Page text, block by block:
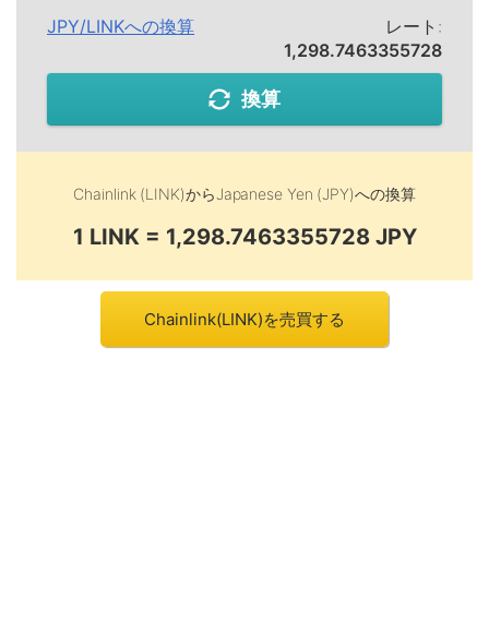
JPY/LINKへの換算
レート:
1,298.7463355728
換算
Chainlink (LINK)からJapanese Yen (JPY)への換算
1 LINK = 1,298.7463355728 JPY
Chainlink(LINK)を売買する